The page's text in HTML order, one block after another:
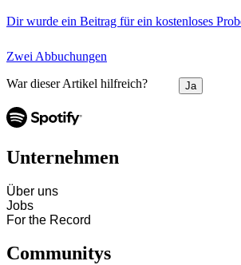
Dir wurde ein Beitrag für ein kostenloses
Zwei Abbuchungen
War dieser Artikel hilfreich? Ja
Unternehmen
Über uns
Jobs
For the Record
Communitys